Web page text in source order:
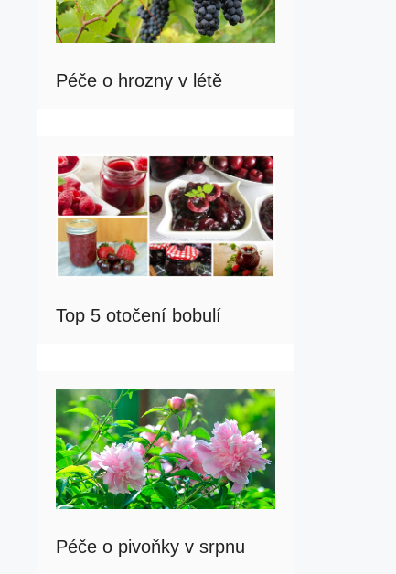
Péče o hrozny v létě
Top 5 otočení bobulí
Péče o pivoňky v srpnu